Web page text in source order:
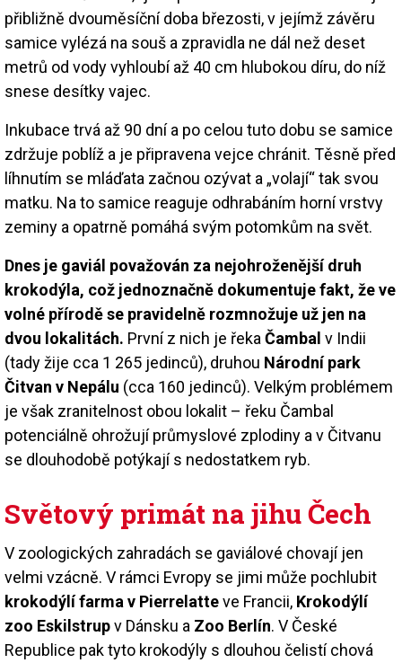
přibližně dvouměsíční doba březosti, v jejímž závěru
samice vylézá na souš a zpravidla ne dál než deset
metrů od vody vyhloubí až 40 cm hlubokou díru, do níž
snese desítky vajec.
Inkubace trvá až 90 dní a po celou tuto dobu se samice
zdržuje poblíž a je připravena vejce chránit. Těsně před
líhnutím se mláďata začnou ozývat a „volají“ tak svou
matku. Na to samice reaguje odhrabáním horní vrstvy
zeminy a opatrně pomáhá svým potomkům na svět.
Dnes je gaviál považován za nejohroženější druh
krokodýla, což jednoznačně dokumentuje fakt, že ve
volné přírodě se pravidelně rozmnožuje už jen na
dvou lokalitách. První z nich je řeka Čambal v Indii
(tady žije cca 1 265 jedinců), druhou Národní park
Čitvan v Nepálu (cca 160 jedinců). Velkým problémem
je však zranitelnost obou lokalit – řeku Čambal
potenciálně ohrožují průmyslové zplodiny a v Čitvanu
se dlouhodobě potýkají s nedostatkem ryb.
Světový primát na jihu Čech
V zoologických zahradách se gaviálové chovají jen
velmi vzácně. V rámci Evropy se jimi může pochlubit
krokodýlí farma v Pierrelatteve Francii, Krokodýlí
zoo Eskilstrupv Dánsku a Zoo Berlín. V České
Republice pak tyto krokodýly s dlouhou čelistí chová